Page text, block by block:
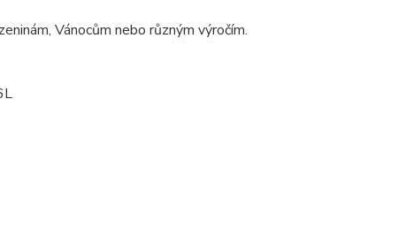
Vánocům nebo různým výročím.